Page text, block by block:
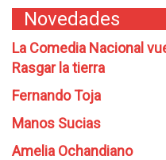
Novedades
La Comedia Nacional
Rasgar la tierra
Fernando Toja
Manos Sucias
Amelia Ochandiano